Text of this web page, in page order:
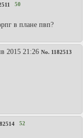
50
в плане пвп?
2015 21:26 No. 1182513
52